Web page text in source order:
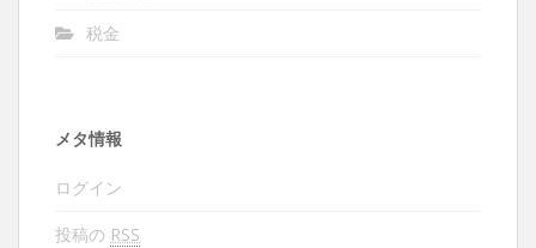
税金
メタ情報
ログイン
投稿の RSS